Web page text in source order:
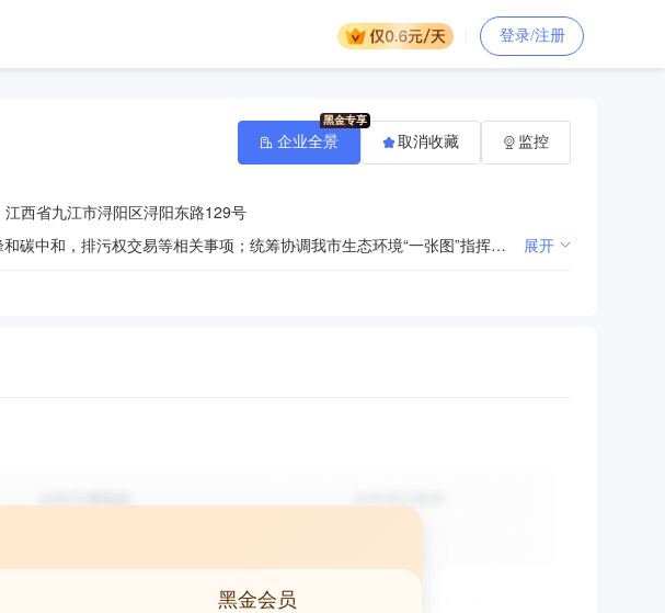
登录/注册
江西省九江市浔阳区浔阳东路129号
主要承担落实市县两级监测事权；负责承担应对气候变化的技术支撑，及碳达峰和碳中和，排污权交易等相关事项；统筹协调我市生态环境“一张图”指挥调度体系及环境感知“一张网”监控体系建设；统筹协调全市生态环境系统网络安全体系建设；负责生态环境监测应急管理工作；对全市企事业单位固体废物的收集、贮存、转移、交换、运输、利用、处置等工作进行技术指导；负责对市级审批建设项目的生态环境影响报告书、生态环境影响报告表进行技术评估；完成交办的其他任务。 展开
企业全景 取消收藏 监控
黑金会员